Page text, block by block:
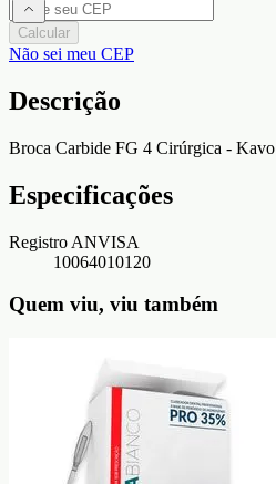
Calcular
Não sei meu CEP
Descrição
Broca Carbide FG 4 Cirúrgica - Kavo
Especificações
Registro ANVISA
10064010120
Quem viu, viu também